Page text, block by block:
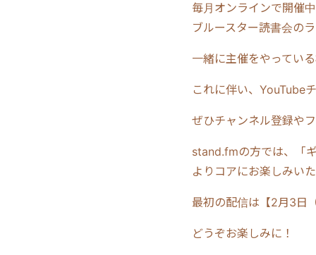
毎月オンラインで開催中
ブルースター読書会の
一緒に主催をやってい
これに伴い、YouTube
ぜひチャンネル登録や
stand.fmの方では、「
よりコアにお楽しみい
最初の配信は【2月3日
どうぞお楽しみに！